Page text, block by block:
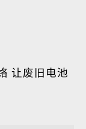
让废旧电池